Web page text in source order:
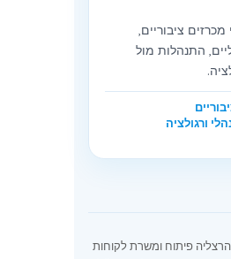
מכרזים ציבוריים,
התנהלות מול
ורגולציה
פיתוח ומשרת לקוחות